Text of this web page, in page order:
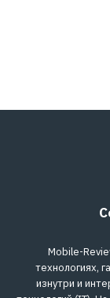
Mobile-
технологиях,
изнутри и